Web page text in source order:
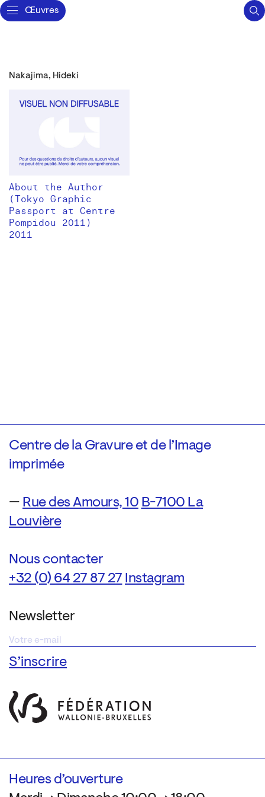
Œuvres
Nakajima, Hideki
About the Author
(Tokyo Graphic
Passport at Centre
Pompidou 2011)
2011
Centre de la Gravure et de l’Image
imprimée
— Rue des Amours, 10 B-7100 La
Louvière
Nous contacter
+32 (0) 64 27 87 27 Instagram
Newsletter
Heures d’ouverture